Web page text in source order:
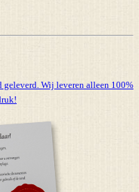
Wij leveren alleen 100%